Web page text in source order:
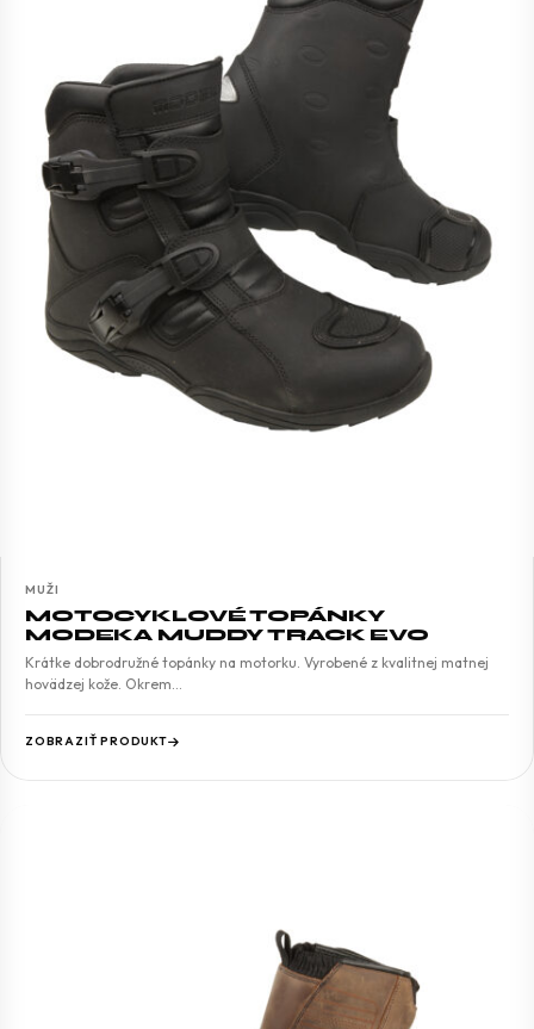
MUŽI
MOTOCYKLOVÉ TOPÁNKY
MODEKA MUDDY TRACK EVO
Krátke dobrodružné topánky na motorku. Vyrobené z kvalitnej matnej
hovädzej kože. Okrem…
ZOBRAZIŤ PRODUKT